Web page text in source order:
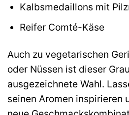
Kalbsmedaillons mit
Reifer Comté-Käse
Auch zu vegetarischen
oder Nüssen ist dieser
ausgezeichnete Wahl.
seinen Aromen inspirieren